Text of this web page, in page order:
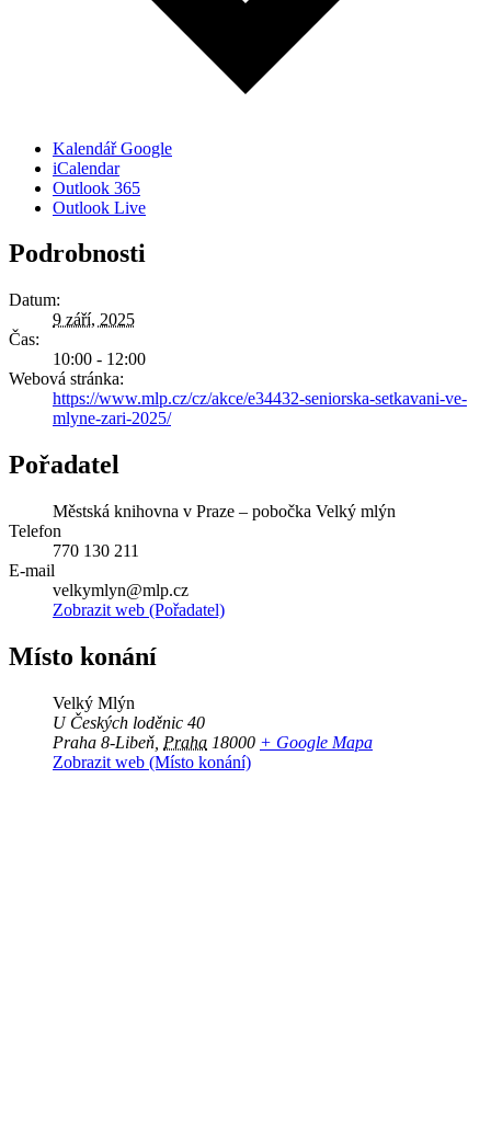
Kalendář Google
iCalendar
Outlook 365
Outlook Live
Podrobnosti
Datum:
9 září, 2025
Čas:
10:00 - 12:00
Webová stránka:
https://www.mlp.cz/cz/akce/e34432-seniorska-setkavani-ve-
mlyne-zari-2025/
Pořadatel
Městská knihovna v Praze – pobočka Velký mlýn
Telefon
770 130 211
E-mail
velkymlyn@mlp.cz
Zobrazit web (Pořadatel)
Místo konání
Velký Mlýn
U Českých loděnic 40
Praha 8-Libeň Praha 18000 + Google Mapa
Zobrazit web (Místo konání)